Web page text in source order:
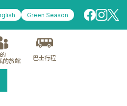
的旅館
巴士行程
Green Season